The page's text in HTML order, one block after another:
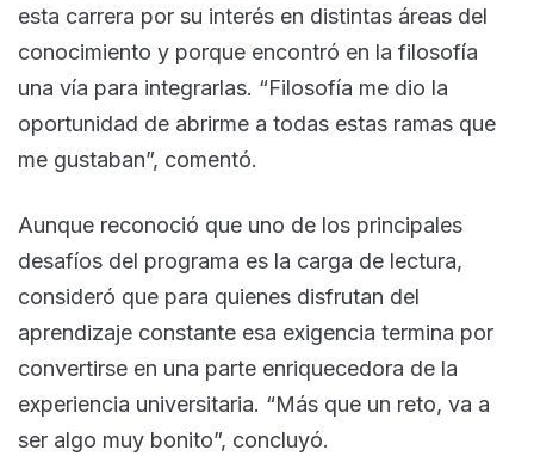
esta carrera por su interés en distintas áreas del
conocimiento y porque encontró en la filosofía
una vía para integrarlas. “Filosofía me dio la
oportunidad de abrirme a todas estas ramas que
me gustaban”, comentó.
Aunque reconoció que uno de los principales
desafíos del programa es la carga de lectura,
consideró que para quienes disfrutan del
aprendizaje constante esa exigencia termina por
convertirse en una parte enriquecedora de la
experiencia universitaria. “Más que un reto, va a
ser algo muy bonito”, concluyó.